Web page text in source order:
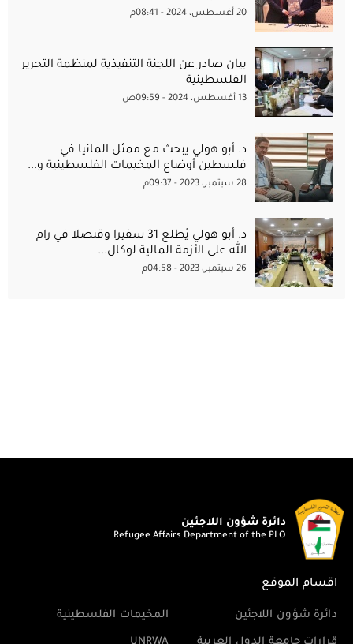
20 أغسطس، 2024 - 08:41م
بيان صادر عن اللجنة التنفيذية لمنظمة التحرير
الفلسطينية
13 أغسطس، 2024 - 09:59ص
د. أبو هولي يبحث مع ممثل المانيا في
فلسطين أوضاع المخيمات الفلسطينية و...
28 سبتمبر، 2023 - 09:37م
د. أبو هولي يُطلع 31 سفيرا وقنصلا في رام
الله على الأزمة المالية لوكال...
26 سبتمبر، 2023 - 04:58م
دائرة شؤون اللاجئين
Refugee Affairs Department of the PLO
اقسام الموقع
دائرة شؤون اللاجئين المخيمات الفلسطينية